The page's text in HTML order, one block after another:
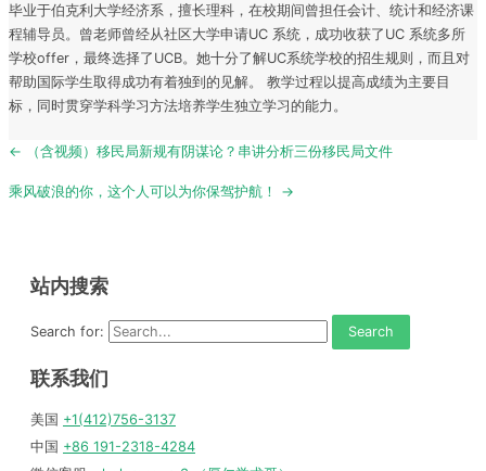
毕业于伯克利大学经济系，擅长理科，在校期间曾担任会计、统计和经济课
程辅导员。曾老师曾经从社区大学申请UC 系统，成功收获了UC 系统多所
学校offer，最终选择了UCB。她十分了解UC系统学校的招生规则，而且对
帮助国际学生取得成功有着独到的见解。 教学过程以提高成绩为主要目
标，同时贯穿学科学习方法培养学生独立学习的能力。
Post
← （含视频）移民局新规有阴谋论？串讲分析三份移民局文件
乘风破浪的你，这个人可以为你保驾护航！ →
站内搜索
Search for:
联系我们
美国 +1(412)756-3137
中国 +86 191-2318-4284